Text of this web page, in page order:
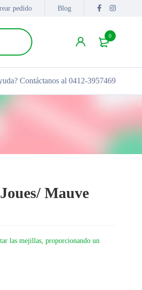
pedido Blog
0
Contáctanos al 0412-3957469
Mauve
las mejillas, proporcionando un